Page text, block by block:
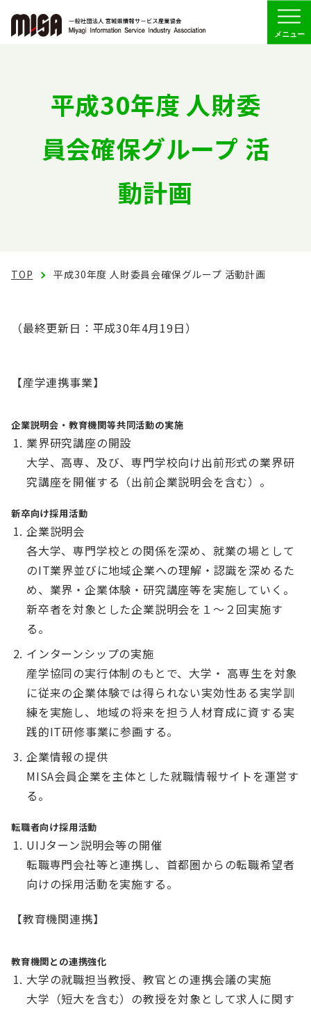
Menu
English
会員ログイン
委員会活動
平成30年度 人財委
員会確保グループ 活
動計画
TOP 平成30年度 人財委員会確保グループ 活動計画
（最終更新日：平成30年4月19日）
【産学連携事業】
企業説明会・教育機関等共同活動の実施
業界研究講座の開設
大学、高専、及び、専門学校向け出前形式の業界研
究講座を開催する（出前企業説明会を含む）。
新卒向け採用活動
企業説明会
各大学、専門学校との関係を深め、就業の場として
のIT業界並びに地域企業への理解・認識を深めるた
め、業界・企業体験・研究講座等を実施していく。
新卒者を対象とした企業説明会を１～２回実施す
る。
インターンシップの実施
産学協同の実行体制のもとで、大学・ 高専生を対象
に従来の企業体験では得られない実効性ある実学訓
練を実施し、地域の将来を担う人材育成に資する実
践的IT研修事業に参画する。
企業情報の提供
MISA会員企業を主体とした就職情報サイトを運営す
る。
転職者向け採用活動
UIJターン説明会等の開催
転職専門会社等と連携し、首都圏からの転職希望者
向けの採用活動を実施する。
【教育機関連携】
教育機関との連携強化
大学の就職担当教授、教官との連携会議の実施
大学（短大を含む）の教授を対象として求人に関す